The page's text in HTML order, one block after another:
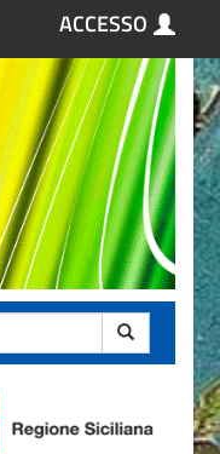
ACCESSO